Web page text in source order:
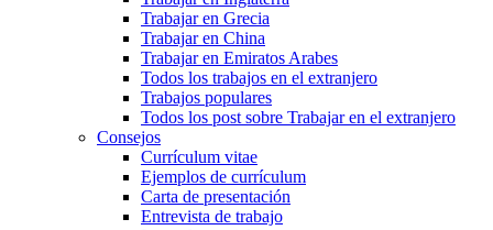
Trabajar en Grecia
Trabajar en China
Trabajar en Emiratos Arabes
Todos los trabajos en el extranjero
Trabajos populares
Todos los post sobre Trabajar en el extranjero
Consejos
Currículum vitae
Ejemplos de currículum
Carta de presentación
Entrevista de trabajo